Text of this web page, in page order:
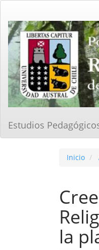
Contenido
principal
Barra
lateral
Estudios
Inicio
la